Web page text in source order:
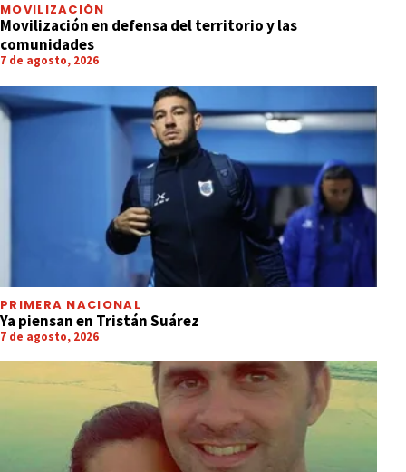
MOVILIZACIÓN
Movilización en defensa del territorio y las
comunidades
7 de agosto, 2026
PRIMERA NACIONAL
Ya piensan en Tristán Suárez
7 de agosto, 2026